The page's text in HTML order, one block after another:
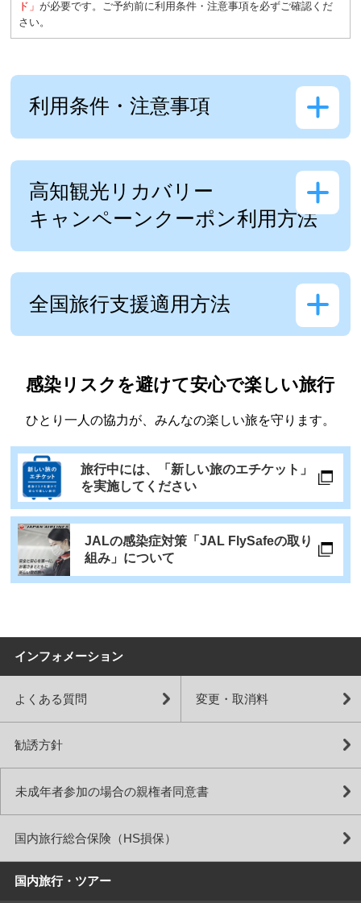
ド」が必要です。ご予約前に利用条件・注意事項を必ずご確認くだ
さい。
利用条件・注意事項
高知観光リカバリー
キャンペーンクーポン利用方法
全国旅行支援適用方法
感染リスクを避けて安心で楽しい旅行
ひとり一人の協力が、みんなの楽しい旅を守ります。
旅行中には、「新しい旅のエチケット」
を実施してください
JALの感染症対策「JAL FlySafeの取り
組み」について
インフォメーション
よくある質問 変更・取消料
勧誘方針
未成年者参加の場合の親権者同意書
国内旅行総合保険（HS損保）
国内旅行・ツアー